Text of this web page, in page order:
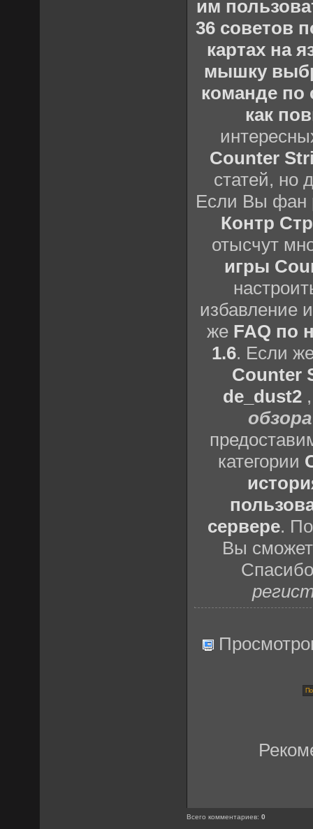
им
36 советов
картах на
мышку
команде по
как
Counter
статей, но
Если Вы фан
Контр
отысчут
игры
избавление
же FAQ по
1.6. Если
Counter
de_dust2
категории
сервере.
Вы
Всего комментариев:0